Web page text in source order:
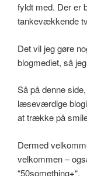
fyldt med. Der er
tankevækkende
Det vil jeg gøre
blogmediet, så
Så på denne
læseværdige
at trække på
Dermed
velkommen –
“50something+“.